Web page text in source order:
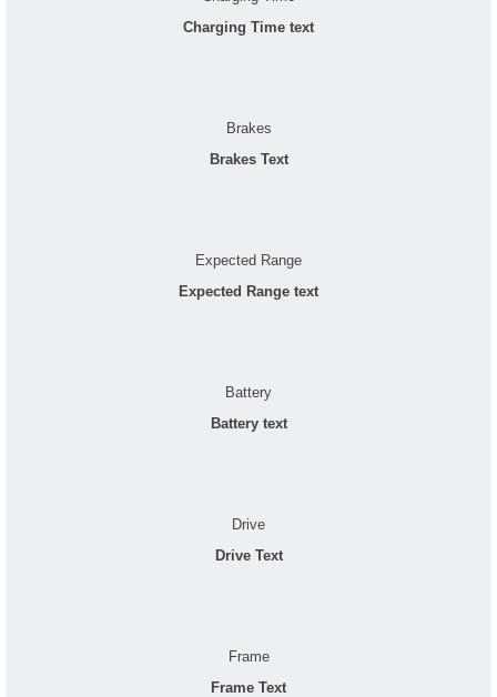
Charging Time text
Brakes
Brakes Text
Expected Range
Expected Range text
Battery
Battery text
Drive
Drive Text
Frame
Frame Text